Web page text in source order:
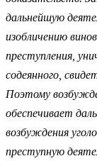
дальнейшую
изобличению
преступления,
содеянного,
Поэтому
обеспечивает
возбуждения
преступную